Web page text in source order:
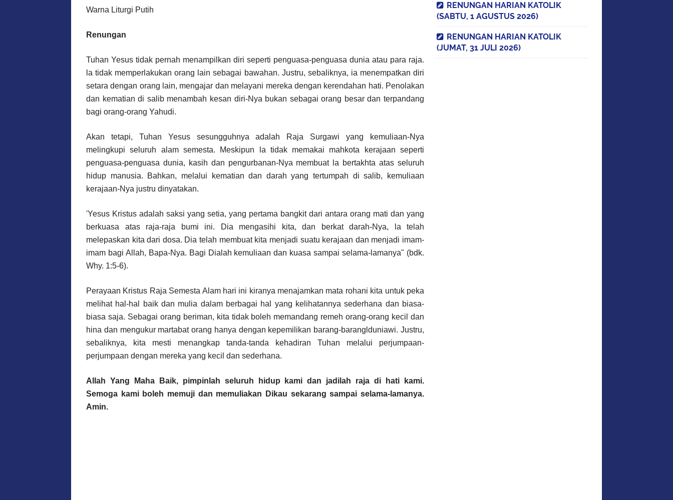
Warna Liturgi Putih
Renungan
Tuhan Yesus tidak pernah menampilkan diri seperti penguasa-penguasa dunia atau para raja.
la tidak memperlakukan orang lain sebagai bawahan. Justru, sebaliknya, ia menempatkan diri
setara dengan orang lain, mengajar dan melayani mereka dengan kerendahan hati. Penolakan
dan kematian di salib menambah kesan diri-Nya bukan sebagai orang besar dan terpandang
bagi orang-orang Yahudi.
Akan tetapi, Tuhan Yesus sesungguhnya adalah Raja Surgawi yang kemuliaan-Nya
melingkupi seluruh alam semesta. Meskipun la tidak memakai mahkota kerajaan seperti
penguasa-penguasa dunia, kasih dan pengurbanan-Nya membuat la bertakhta atas seluruh
hidup manusia. Bahkan, melalui kematian dan darah yang tertumpah di salib, kemuliaan
kerajaan-Nya justru dinyatakan.
'Yesus Kristus adalah saksi yang setia, yang pertama bangkit dari antara orang mati dan yang
berkuasa atas raja-raja bumi ini. Dia mengasihi kita, dan berkat darah-Nya, la telah
melepaskan kita dari dosa. Dia telah membuat kita menjadi suatu kerajaan dan menjadi imam-
imam bagi Allah, Bapa-Nya. Bagi Dialah kemuliaan dan kuasa sampai selama-lamanya" (bdk.
Why. 1:5-6).
Perayaan Kristus Raja Semesta Alam hari ini kiranya menajamkan mata rohani kita untuk peka
melihat hal-hal baik dan mulia dalam berbagai hal yang kelihatannya sederhana dan biasa-
biasa saja. Sebagai orang beriman, kita tidak boleh memandang remeh orang-orang kecil dan
hina dan mengukur martabat orang hanya dengan kepemilikan barang-baranglduniawi. Justru,
sebaliknya, kita mesti menangkap tanda-tanda kehadiran Tuhan melalui perjumpaan-
perjumpaan dengan mereka yang kecil dan sederhana.
Allah Yang Maha Baik, pimpinlah seluruh hidup kami dan jadilah raja di hati kami.
Semoga kami boleh memuji dan memuliakan Dikau sekarang sampai selama-lamanya.
Amin.
RENUNGAN HARIAN KATOLIK
(SABTU, 1 AGUSTUS 2026)
RENUNGAN HARIAN KATOLIK
(JUMAT, 31 JULI 2026)